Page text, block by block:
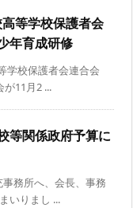
等学校保護者会
年育成研修
学校保護者会連合会
11月2 ...
等関係政府予算に
務所へ、会長、事務
いりまし ...